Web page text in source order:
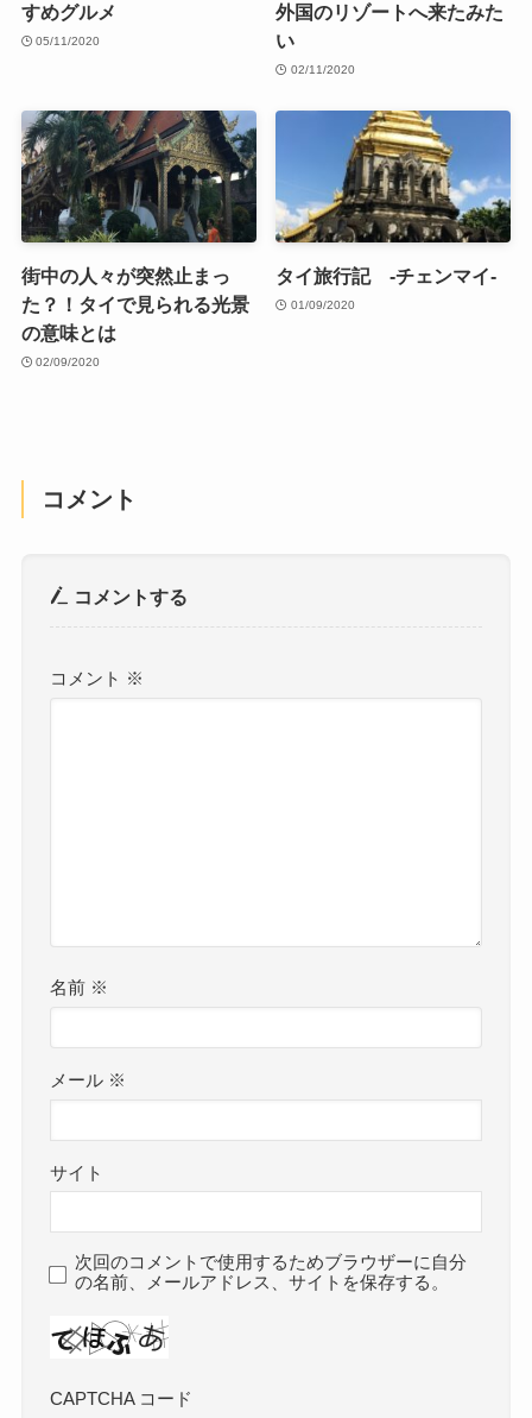
すめグルメ
05/11/2020
外国のリゾートへ来たみた
い
02/11/2020
街中の人々が突然止まっ
た？！タイで見られる光景
の意味とは
02/09/2020
タイ旅行記 -チェンマイ-
01/09/2020
コメント
コメントする
コメント ※
名前 ※
メール ※
サイト
次回のコメントで使用するためブラウザーに自分
の名前、メールアドレス、サイトを保存する。
CAPTCHA コード